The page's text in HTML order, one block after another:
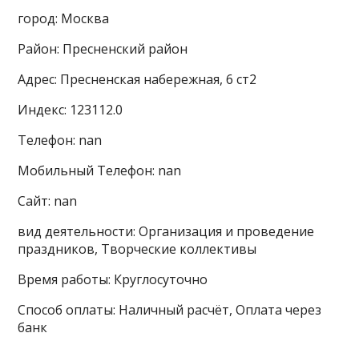
город: Москва
Район: Пресненский район
Адрес: Пресненская набережная, 6 ст2
Индекс: 123112.0
Телефон: nan
Мобильный Телефон: nan
Сайт: nan
вид деятельности: Организация и проведение
праздников, Творческие коллективы
Время работы: Круглосуточно
Способ оплаты: Наличный расчёт, Оплата через
банк